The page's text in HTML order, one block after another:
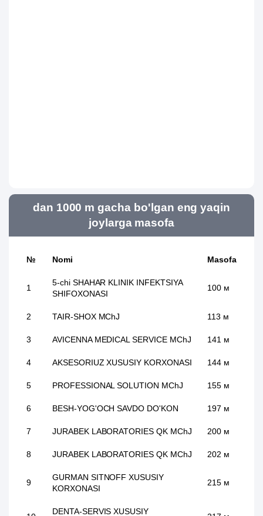
dan 1000 m gacha bo'lgan eng yaqin
joylarga masofa
№ Nomi Masofa
1
5-chi SHAHAR KLINIK INFEKTSIYA
SHIFOXONASI
100 м
2 TAIR-SHOX MChJ 113 м
3 AVICENNA MEDICAL SERVICE MChJ 141 м
4 AKSESORIUZ XUSUSIY KORXONASI 144 м
5 PROFESSIONAL SOLUTION MChJ 155 м
6 BESH-YOG'OCH SAVDO DO'KON 197 м
7 JURABEK LABORATORIES QK MChJ 200 м
8 JURABEK LABORATORIES QK MChJ 202 м
9
GURMAN SITNOFF XUSUSIY
KORXONASI
215 м
DENTA-SERVIS XUSUSIY